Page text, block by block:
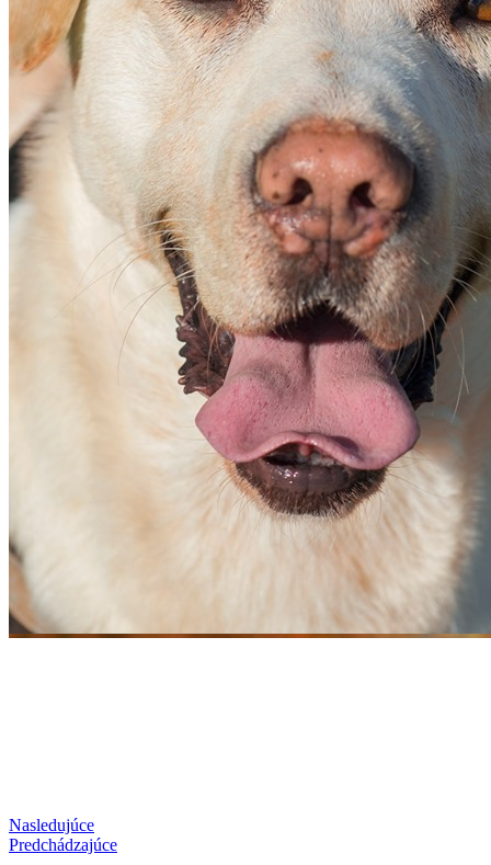
Nasledujúce
Predchádzajúce